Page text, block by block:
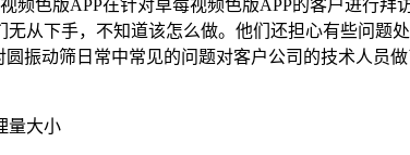
频色版APP在针对草莓视频色版APP的客户进行
从下手，不知道该怎么做。他们还担心有些问
振动筛日常中常见的问题对客户公司的技术人员